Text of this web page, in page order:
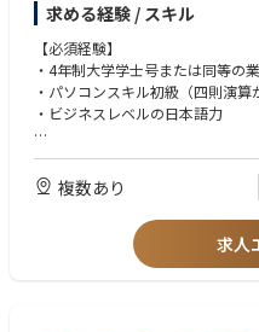
Key job responsibilities
■生産・業務計画の立案、進捗・
1ヶ月単位の想定物量を予測する
を立案します。
配送ルートや作業員のシフト作成
具体的には、週単位で必要となる
また社内システムを用いて各種計
現場と連携し、生産性向上を実現
■各種プロジェクト・改善活動の
求める経験 / スキル
【必須経験】
・4年制大学学士号または同等の
・パソコンスキル初級（四則演算
・ビジネスレベルの日本語力
【尚可条件】
・業界を問わず、スタッフの指導
・5名以上のマネジメント経験
・配送管理システムなどの業務
があった場合にシステムから抽
複数あり
求人